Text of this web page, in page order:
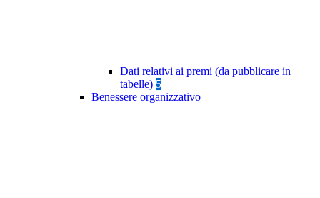
Dati relativi ai premi (da pubblicare in
tabelle) 5
Benessere organizzativo